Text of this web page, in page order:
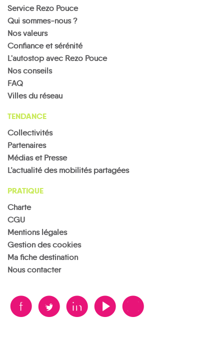
Service Rezo Pouce
Qui sommes-nous ?
Nos valeurs
Confiance et sérénité
L'autostop avec Rezo Pouce
Nos conseils
FAQ
Villes du réseau
TENDANCE
Collectivités
Partenaires
Médias et Presse
L’actualité des mobilités partagées
PRATIQUE
Charte
CGU
Mentions légales
Gestion des cookies
Ma fiche destination
Nous contacter
B A D F V